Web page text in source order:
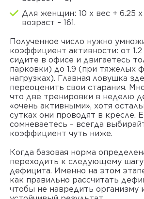
Для женщин: 10 х вес + 6.25 х
возраст – 161.
Полученное число нужно
коэффициент активности: от
сидите в офисе и двигаетесь
парковки) до 1.9 (при тяжелых
нагрузках). Главная ловушка
переоценить свои старания.
что две тренировки в неделю
«очень активными», хотя
сутках они проводят в кресле.
сомневаетесь – всегда
коэффициент чуть ниже.
Когда базовая норма
переходить к следующему
дефицита. Именно на этом
как правильно рассчитать
чтобы не навредить организму